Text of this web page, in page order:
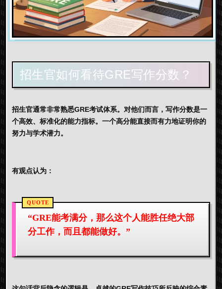
招生官如何看待GRE写作分数？
招生官通常非常熟悉GRE考试体系。对他们而言，写作分数是一
个高效、标准化的能力指标。一个高分能直接而有力地证明你的
努力与学术潜力。
有观点认为：
“GRE能考满分，那么这个人能胜任绝大部
分工作，而且都能做好。”